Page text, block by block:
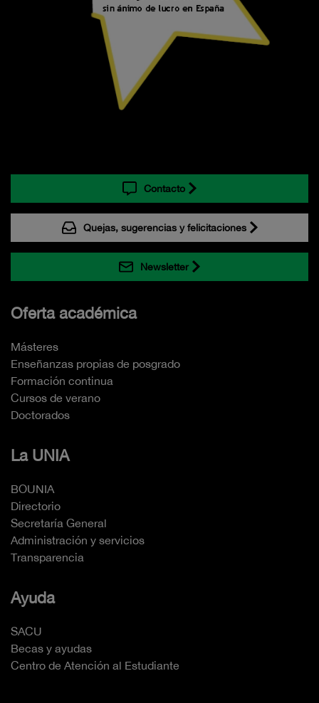
Contacto
Quejas, sugerencias y felicitaciones
Newsletter
Oferta académica
Másteres
Enseñanzas propias de posgrado
Formación continua
Cursos de verano
Doctorados
La UNIA
BOUNIA
Directorio
Secretaría General
Administración y servicios
Transparencia
Ayuda
SACU
Becas y ayudas
Centro de Atención al Estudiante